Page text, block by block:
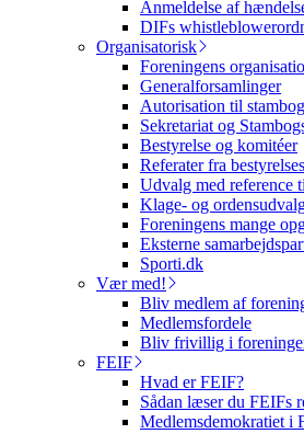
Anmeldelse af
DIFs
Organisatorisk
Foreningens
Generalforsamlinger
Autorisation til
Sekretariat og
Bestyrelse og komitéer
Referater fra
Udvalg med reference
Klage- og
Foreningens mange
Eksterne
Sporti.dk
Vær med!
Bliv medlem af
Medlemsfordele
Bliv frivillig i
FEIF
Hvad er FEIF?
Sådan læser du FEIFs
Medlemsdemokratiet i